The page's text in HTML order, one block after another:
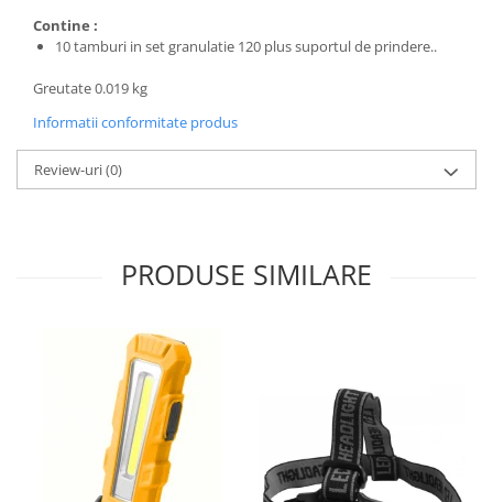
Debitare gresie / faianta si geamuri
Echipamente atelier
Fierastraie si topoare
Gletiere , spacluri si cuttere
Pensule si trafaleti
Scari , lize si depozitare
Aparate de masura si detectie
Echere si compasuri
Rulete si metre
Scule electrice
Accesorii auto
Contine :
10 tamburi in set granulatie 120 plus suportul de prindere..
Greutate 0.019 kg
Informatii conformitate produs
Review-uri(0)
PRODUSE SIMILARE